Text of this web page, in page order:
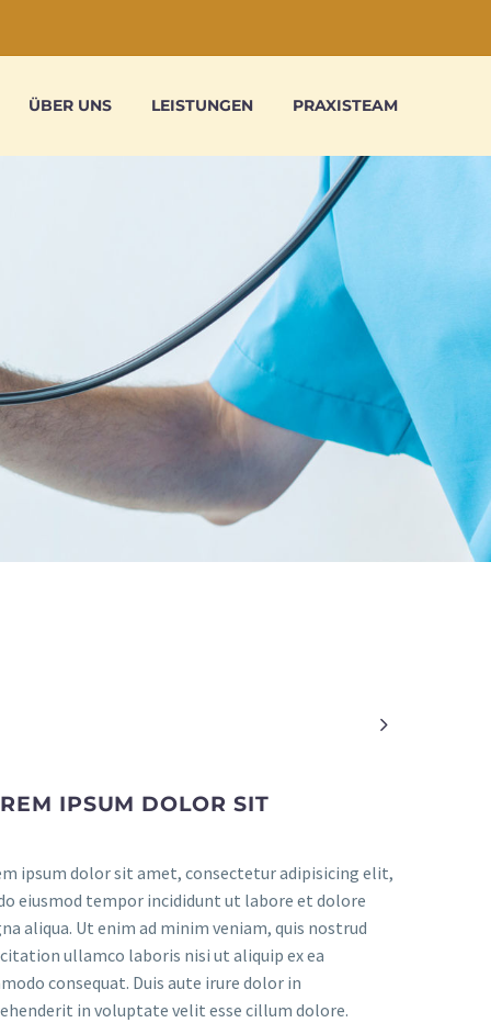
ÜBER UNS LEISTUNGEN PRAXISTEAM

IPSUM DOLOR SIT
ipsum dolor sit amet, consectetur adipisicing elit,
eiusmod tempor incididunt ut labore et dolore
aliqua. Ut enim ad minim veniam, quis nostrud
ullamco laboris nisi ut aliquip ex ea
consequat. Duis aute irure dolor in
in voluptate velit esse cillum dolore.